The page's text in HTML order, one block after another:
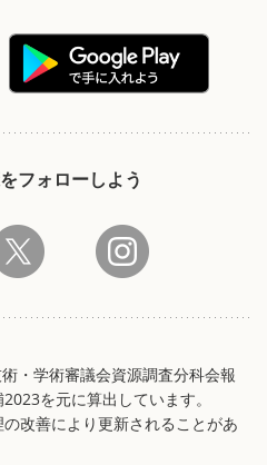
フォローしよう
・学術審議会資源調査分科会報
を元に算出しています。
改善により更新されることがあ